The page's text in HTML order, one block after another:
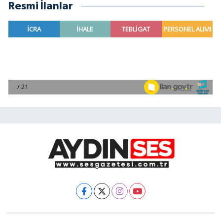
Resmi İlanlar